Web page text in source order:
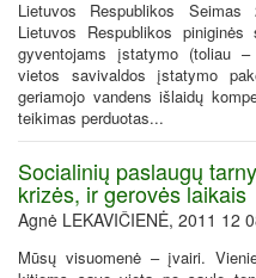
Lietuvos Respublikos
Lietuvos Respublikos piniginės
gyventojams įstatymo (toliau
vietos savivaldos įstatymo
geriamojo vandens išlaidų
teikimas perduotas...
Socialinių paslaugų
krizės, ir gerovės laikais
Agnė LEKAVIČIENĖ, 2011 12
Mūsų visuomenė – įvairi.